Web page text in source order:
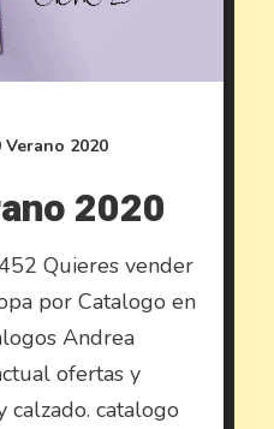
Verano 2020
2020
Quieres vender
por Catalogo en
Andrea
ofertas y
calzado. catalogo